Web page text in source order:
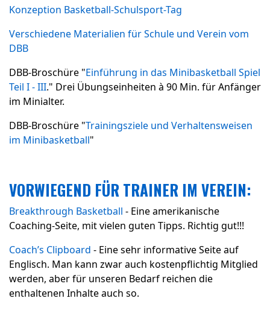
Konzeption Basketball-Schulsport-Tag
Verschiedene Materialien für Schule und Verein vom
DBB
DBB-Broschüre "Einführung in das Minibasketball Spiel
Teil I - III." Drei Übungseinheiten à 90 Min. für Anfänger
im Minialter.
DBB-Broschüre "Trainingsziele und Verhaltensweisen
im Minibasketball"
VORWIEGEND FÜR TRAINER IM VEREIN:
Breakthrough Basketball - Eine amerikanische
Coaching-Seite, mit vielen guten Tipps. Richtig gut!!!
Coach’s Clipboard - Eine sehr informative Seite auf
Englisch. Man kann zwar auch kostenpflichtig Mitglied
werden, aber für unseren Bedarf reichen die
enthaltenen Inhalte auch so.